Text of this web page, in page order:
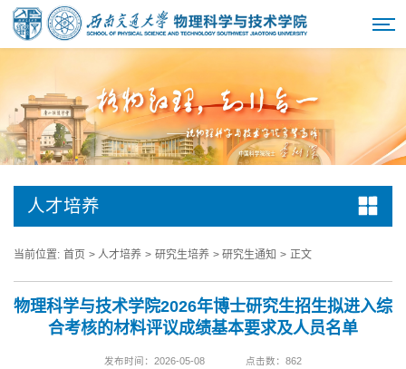
人才培养
当前位置: 首页 > 人才培养 > 研究生培养 > 研究生通知 > 正文
物理科学与技术学院2026年博士研究生招生拟进入综
合考核的材料评议成绩基本要求及人员名单
发布时间：2026-05-08 点击数： 862